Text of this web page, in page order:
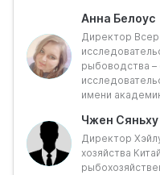
локализация
компонентов. Круглый
проанализировать
генетики в части
ключевые барьеры и
Ключевые задачи:
Анна Белоус
Директор
рыбоводства
имени
Чжен Сяньху
Директор
хозяйства